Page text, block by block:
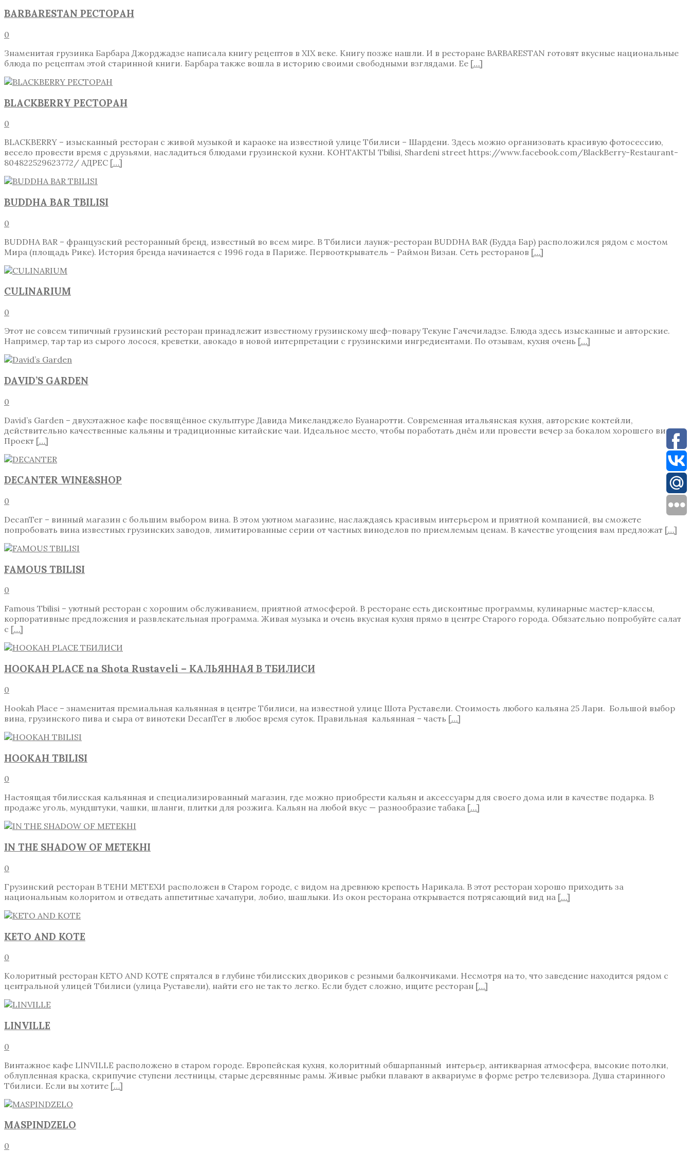
BARBARESTAN РЕСТОРАН
0
Знаменитая грузинка Барбара Джорджадзе написала книгу рецептов в XIX веке. Книгу позже нашли. И в ресторане BARBARESTAN готовят вкусные национальные
блюда по рецептам этой старинной книги. Барбара также вошла в историю своими свободными взглядами. Ее […]
BLACKBERRY РЕСТОРАН
0
BLACKBERRY – изысканный ресторан с живой музыкой и караоке на известной улице Тбилиси – Шардени. Здесь можно организовать красивую фотосессию,
весело провести время с друзьями, насладиться блюдами грузинской кухни. КОНТАКТЫ Tbilisi, Shardeni street https://www.facebook.com/BlackBerry-Restaurant-
804822529623772/ АДРЕС […]
BUDDHA BAR TBILISI
0
BUDDHA BAR – французский ресторанный бренд, известный во всем мире. В Тбилиси лаунж-ресторан BUDDHA BAR (Будда Бар) расположился рядом с мостом
Мира (площадь Рике). История бренда начинается с 1996 года в Париже. Первооткрыватель – Раймон Визан. Сеть ресторанов […]
CULINARIUM
0
Этот не совсем типичный грузинский ресторан принадлежит известному грузинскому шеф-повару Текуне Гачечиладзе. Блюда здесь изысканные и авторские.
Например, тар тар из сырого лосося, креветки, авокадо в новой интерпретации с грузинскими ингредиентами. По отзывам, кухня очень […]
DAVID’S GARDEN
0
David’s Garden – двухэтажное кафе посвящённое скульптуре Давида Микеланджело Буанаротти. Современная итальянская кухня, авторские коктейли,
действительно качественные кальяны и традиционные китайские чаи. Идеальное место, чтобы поработать днём или провести вечер за бокалом хорошего вина.
Проект […]
DECANTER WINE&SHOP
0
DecanTer – винный магазин с большим выбором вина. В этом уютном магазине, наслаждаясь красивым интерьером и приятной компанией, вы сможете
попробовать вина известных грузинских заводов, лимитированные серии от частных виноделов по приемлемым ценам. В качестве угощения вам предложат […]
FAMOUS TBILISI
0
Famous Tbilisi – уютный ресторан с хорошим обслуживанием, приятной атмосферой. В ресторане есть дисконтные программы, кулинарные мастер-классы,
корпоративные предложения и развлекательная программа. Живая музыка и очень вкусная кухня прямо в центре Старого города. Обязательно попробуйте салат
с […]
HOOKAH PLACE na Shota Rustaveli – КАЛЬЯННАЯ В ТБИЛИСИ
0
Hookah Place – знаменитая премиальная кальянная в центре Тбилиси, на известной улице Шота Руставели. Стоимость любого кальяна 25 Лари. Большой выбор
вина, грузинского пива и сыра от винотеки DecanTer в любое время суток. Правильная кальянная – часть […]
HOOKAH TBILISI
0
Настоящая тбилисская кальянная и специализированный магазин, где можно приобрести кальян и аксессуары для своего дома или в качестве подарка. В
продаже уголь, мундштуки, чашки, шланги, плитки для розжига. Кальян на любой вкус — разнообразие табака […]
IN THЕ SHADOW OF METEKHI
0
Грузинский ресторан В ТЕНИ МЕТЕХИ расположен в Старом городе, с видом на древнюю крепость Нарикала. В этот ресторан хорошо приходить за
национальным колоритом и отведать аппетитные хачапури, лобио, шашлыки. Из окон ресторана открывается потрясающий вид на […]
KETO AND KOTE
0
Колоритный ресторан KETO AND KOTE спрятался в глубине тбилисских двориков с резными балкончиками. Несмотря на то, что заведение находится рядом с
центральной улицей Тбилиси (улица Руставели), найти его не так то легко. Если будет сложно, ищите ресторан […]
LINVILLE
0
Винтажное кафе LINVILLE расположено в старом городе. Европейская кухня, колоритный обшарпанный интерьер, антикварная атмосфера, высокие потолки,
облупленная краска, скрипучие ступени лестницы, старые деревянные рамы. Живые рыбки плавают в аквариуме в форме ретро телевизора. Душа старинного
Тбилиси. Если вы хотите […]
MASPINDZELO
0